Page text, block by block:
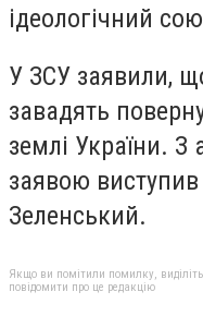
ідеологічний
У ЗСУ заявили,
завадять
землі України. З
заявою
Зеленський.
Якщо ви помітили помилку,
повідомити про це редакцію